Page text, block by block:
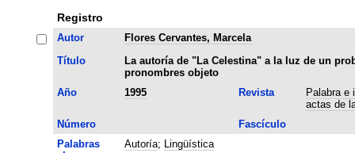
Registro
Autor
Flores Cervantes, Marcela
Título
La autoría de "La Celestina" a la luz de un
pronombres objeto
Año
1995 Revista
Palabra e
actas de
Número
Fascículo
Palabras
Autoría; Lingüística